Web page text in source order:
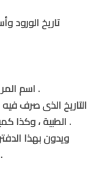
تاريخ الورود
(ب) اسم المريض بالكامل ولقبه وسنه وعنوانه .
الطبية ، وكذا كمية الجواهر المخدرة الذى يحتوى عليه .
ويدون بهذا
التى يصدر بها قرار من الوزير المختص .